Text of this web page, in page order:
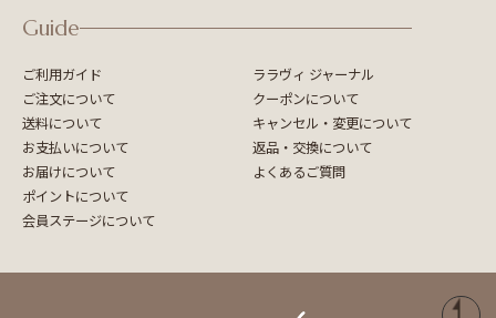
Guide
ご利用ガイド
ご注文について
送料について
お支払いについて
お届けについて
ポイントについて
会員ステージについて
ララヴィ ジャーナル
クーポンについて
キャンセル・変更について
返品・交換について
よくあるご質問